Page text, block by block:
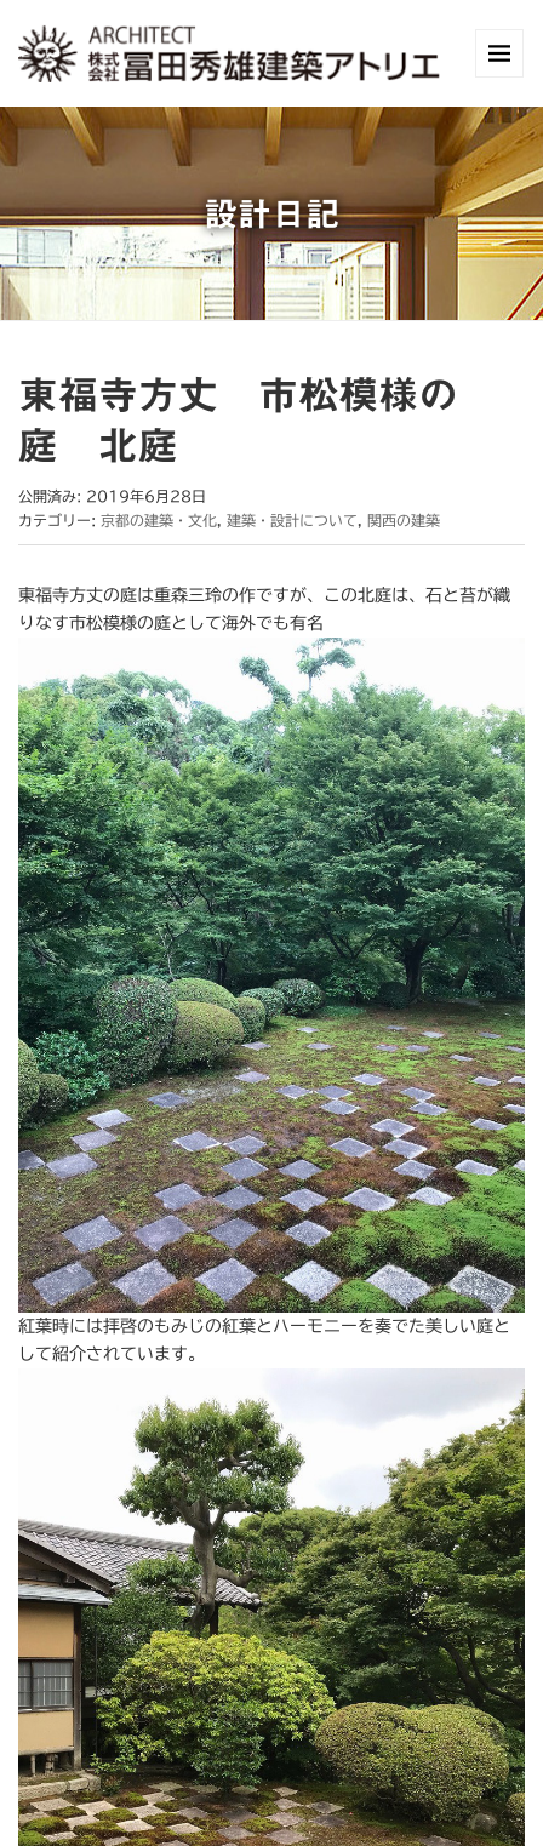
設計日記
東福寺方丈 市松模様の
庭 北庭
公開済み: 2019年6月28日
カテゴリー: 京都の建築・文化 建築・設計について 関西の建築
東福寺方丈の庭は重森三玲の作ですが、この北庭は、石と苔が織
りなす市松模様の庭として海外でも有名
紅葉時には拝啓のもみじの紅葉とハーモニーを奏でた美しい庭と
して紹介されています。